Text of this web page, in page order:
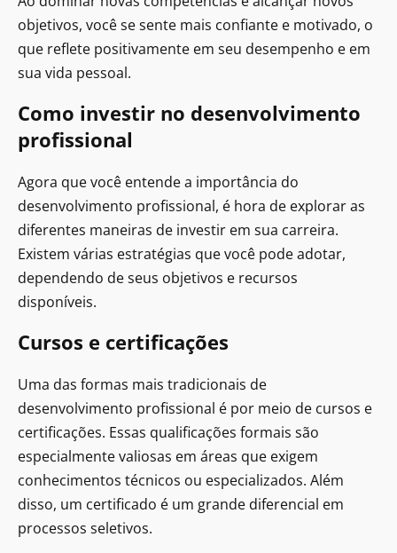
objetivos, você se sente mais confiante e motivado, o
que reflete positivamente em seu desempenho e em
sua vida pessoal.
Como investir no desenvolvimento
profissional
Agora que você entende a importância do
desenvolvimento profissional, é hora de explorar as
diferentes maneiras de investir em sua carreira.
Existem várias estratégias que você pode adotar,
dependendo de seus objetivos e recursos
disponíveis.
Cursos e certificações
Uma das formas mais tradicionais de
desenvolvimento profissional é por meio de cursos e
certificações. Essas qualificações formais são
especialmente valiosas em áreas que exigem
conhecimentos técnicos ou especializados. Além
disso, um certificado é um grande diferencial em
processos seletivos.